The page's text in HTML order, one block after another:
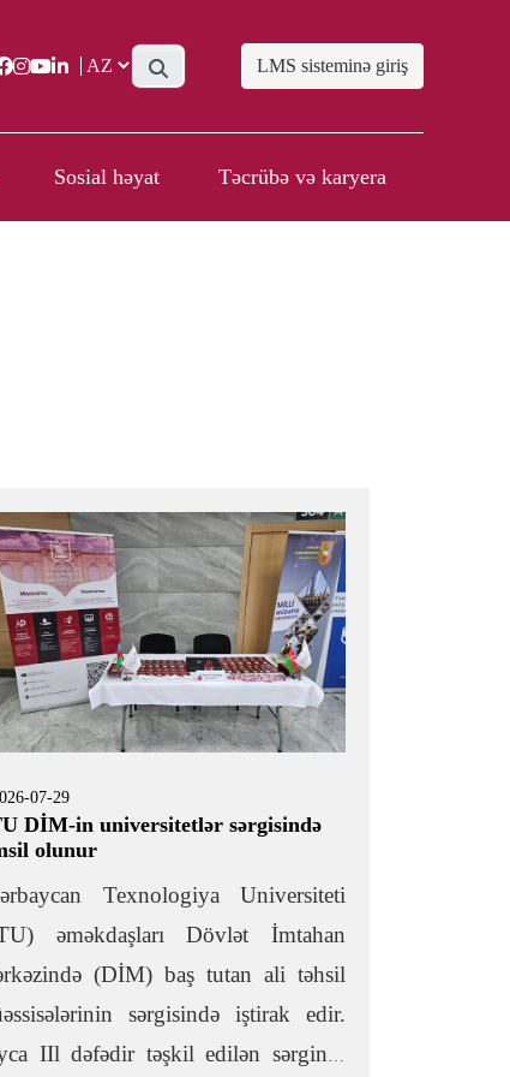
LMS sisteminə giriş
Sosial həyat Təcrübə və karyera
07-29
DİM-in universitetlər sərgisində
olunur
Texnologiya Universiteti
əməkdaşları Dövlət İmtahan
(DİM) baş tutan ali təhsil
sərgisində iştirak edir.
IIl dəfədir təşkil edilən sərginin